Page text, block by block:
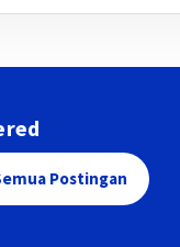
Postingan